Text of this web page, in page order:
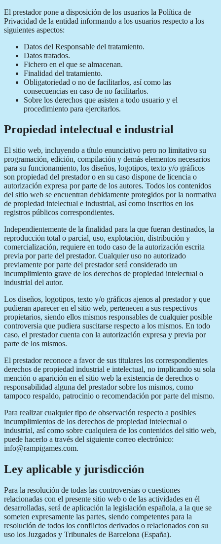
El prestador pone a disposición de los usuarios la Política de
Privacidad de la entidad informando a los usuarios respecto a los
siguientes aspectos:
Datos del Responsable del tratamiento.
Datos tratados.
Fichero en el que se almacenan.
Finalidad del tratamiento.
Obligatoriedad o no de facilitarlos, así como las
consecuencias en caso de no facilitarlos.
Sobre los derechos que asisten a todo usuario y el
procedimiento para ejercitarlos.
Propiedad intelectual e industrial
El sitio web, incluyendo a título enunciativo pero no limitativo su
programación, edición, compilación y demás elementos necesarios
para su funcionamiento, los diseños, logotipos, texto y/o gráficos
son propiedad del prestador o en su caso dispone de licencia o
autorización expresa por parte de los autores. Todos los contenidos
del sitio web se encuentran debidamente protegidos por la normativa
de propiedad intelectual e industrial, así como inscritos en los
registros públicos correspondientes.
Independientemente de la finalidad para la que fueran destinados, la
reproducción total o parcial, uso, explotación, distribución y
comercialización, requiere en todo caso de la autorización escrita
previa por parte del prestador. Cualquier uso no autorizado
previamente por parte del prestador será considerado un
incumplimiento grave de los derechos de propiedad intelectual o
industrial del autor.
Los diseños, logotipos, texto y/o gráficos ajenos al prestador y que
pudieran aparecer en el sitio web, pertenecen a sus respectivos
propietarios, siendo ellos mismos responsables de cualquier posible
controversia que pudiera suscitarse respecto a los mismos. En todo
caso, el prestador cuenta con la autorización expresa y previa por
parte de los mismos.
El prestador reconoce a favor de sus titulares los correspondientes
derechos de propiedad industrial e intelectual, no implicando su sola
mención o aparición en el sitio web la existencia de derechos o
responsabilidad alguna del prestador sobre los mismos, como
tampoco respaldo, patrocinio o recomendación por parte del mismo.
Para realizar cualquier tipo de observación respecto a posibles
incumplimientos de los derechos de propiedad intelectual o
industrial, así como sobre cualquiera de los contenidos del sitio web,
puede hacerlo a través del siguiente correo electrónico:
info@rampigames.com.
Ley aplicable y jurisdicción
Para la resolución de todas las controversias o cuestiones
relacionadas con el presente sitio web o de las actividades en él
desarrolladas, será de aplicación la legislación española, a la que se
someten expresamente las partes, siendo competentes para la
resolución de todos los conflictos derivados o relacionados con su
uso los Juzgados y Tribunales de Barcelona (España).